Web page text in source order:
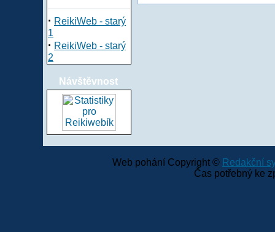
· ReikiWeb - starý
1
· ReikiWeb - starý
2
Návštěvnost
Web pohání Copyright © Redakční
Čas potřebný ke